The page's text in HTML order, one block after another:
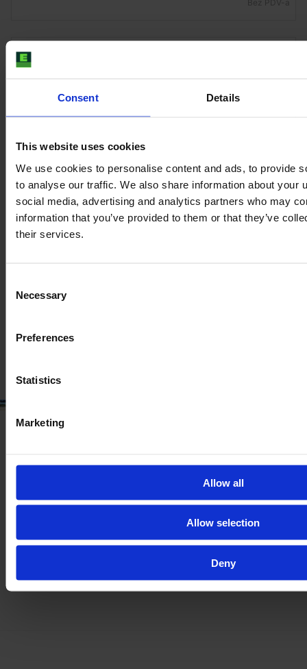
Consent Details
This website uses cookies
We use cookies to personalise content and ads, to provide
to analyse our traffic. We also share information about your
social media, advertising and analytics partners who may
information that you’ve provided to them or that they’ve
their services.
Selection
Necessary
Preferences
Statistics
Marketing
Allow all
Allow selection
Deny
Bez PDV-a
CLAAS LEXION 6600